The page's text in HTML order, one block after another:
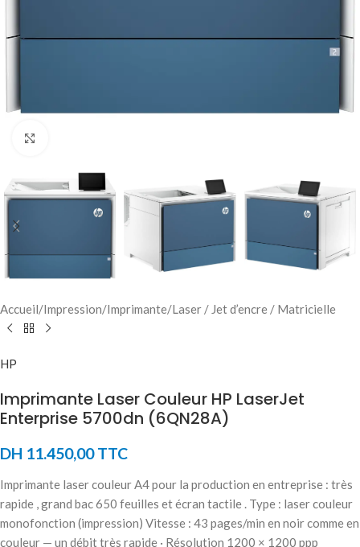
Accueil/Impression/Imprimante/Laser / Jet d’encre / Matricielle
HP
Imprimante Laser Couleur HP LaserJet
Enterprise 5700dn (6QN28A)
DH 11.450,00TTC
Imprimante laser couleur A4 pour la production en entreprise : très
rapide , grand bac 650 feuilles et écran tactile . Type : laser couleur
monofonction (impression) Vitesse : 43 pages/min en noir comme en
couleur — un débit très rapide · Résolution 1200 × 1200 ppp